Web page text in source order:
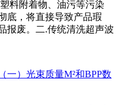
料附着物、油污等污染
底，将直接导致产品瑕
报废。二.传统清洗超声波